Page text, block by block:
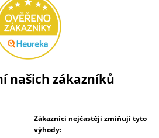
našich zákazníků
Zákazníci nejčastěji zmiňují tyto
výhody: